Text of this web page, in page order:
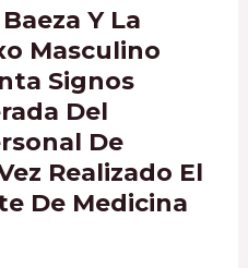
Y La
Masculino
Signos
Del
De
Realizado El
De Medicina